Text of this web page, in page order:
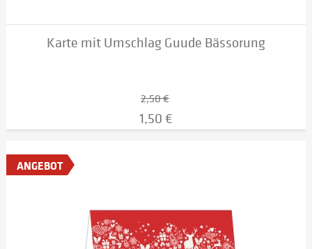
Karte mit Umschlag Guude Bässorung
2,50 €
1,50 €
ANGEBOT